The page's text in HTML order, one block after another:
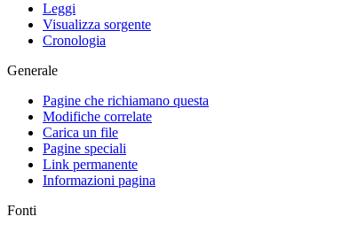
Leggi
Visualizza sorgente
Cronologia
Generale
Pagine che richiamano questa
Modifiche correlate
Carica un file
Pagine speciali
Link permanente
Informazioni pagina
Fonti